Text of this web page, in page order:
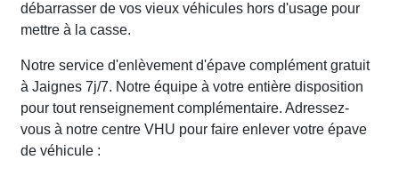
débarrasser de vos vieux véhicules hors d'usage pour
mettre à la casse.
Notre service d'enlèvement d'épave complément gratuit
à Jaignes 7j/7. Notre équipe à votre entière disposition
pour tout renseignement complémentaire. Adressez-
vous à notre centre VHU pour faire enlever votre épave
de véhicule :